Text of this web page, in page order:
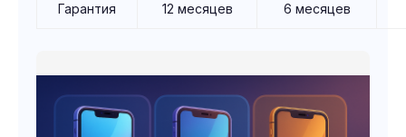
Гарантия 12 месяцев 6 месяцев